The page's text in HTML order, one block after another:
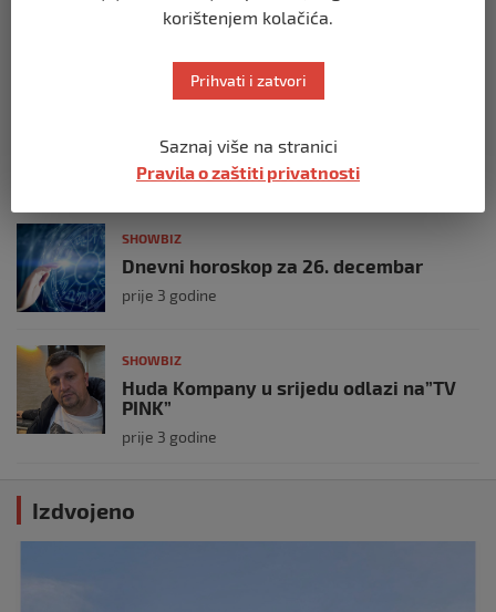
obline
SHOWBIZ
ranjen
prije 3 godine
SHOWBIZ
Dnevni horoskop za 26. decembar
prije 3 godine
SHOWBIZ
Huda Kompany u srijedu odlazi na”TV
PINK”
prije 3 godine
Izdvojeno
korištenjem kolačića.
Prihvati i zatvori
Saznaj više na stranici
Pravila o zaštiti privatnosti